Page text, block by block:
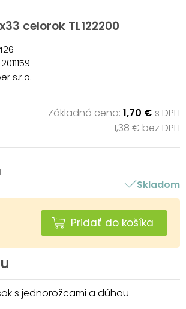
celorok TL122200
2011159
s.r.o.
Základná cena: 1,70 € s DPH
1,38 € bez DPH
Skladom
Pridať do košíka
s jednorožcami a dúhou